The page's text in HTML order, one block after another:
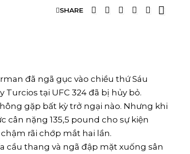
SHARE
đã ngã gục vào chiều thứ Sáu
Turcios tại UFC 324 đã bị hủy bỏ.
gặp bất kỳ trở ngại nào. Nhưng khi
cân nặng 135,5 pound cho sự kiện
rãi chớp mắt hai lần.
cầu thang và ngã đập mặt xuống sân